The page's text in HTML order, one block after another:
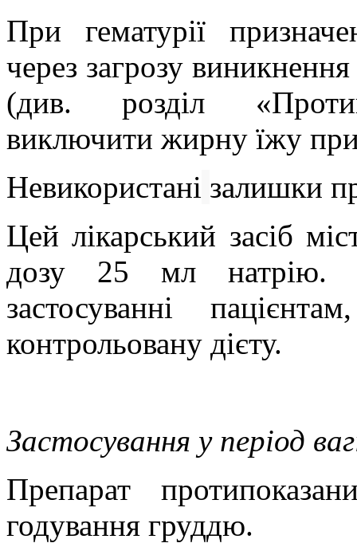
При гематурії
через загрозу
(див. розділ
виключити жирну їжу при
Невикористані залишки
Цей лікарський засіб
дозу 25 мл натрію.
застосуванні
контрольовану дієту.
Застосування у період
Препарат
годування груддю.